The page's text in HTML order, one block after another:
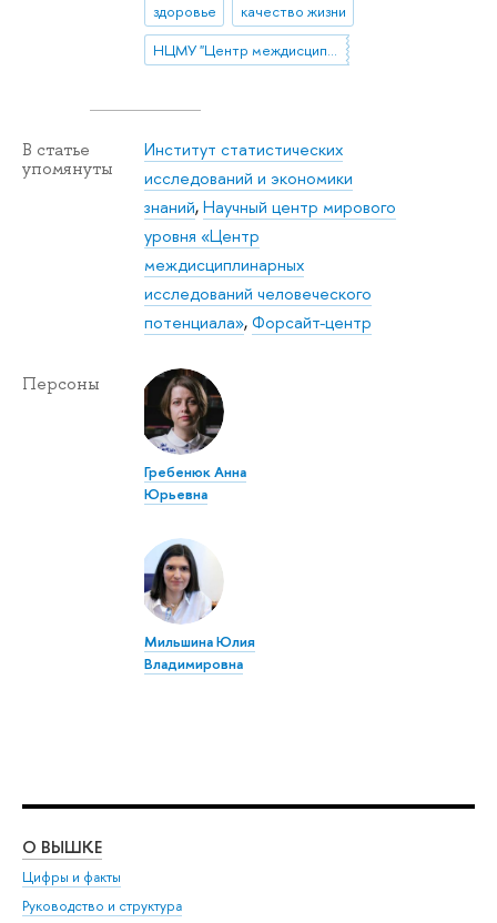
здоровье
качество жизни
НЦМУ "Центр междисциплинарных исследований человеческого потенциала"
В статье
упомянуты
Институт статистических
исследований и экономики
знаний,Научный центр мирового
уровня «Центр
междисциплинарных
исследований человеческого
потенциала»,Форсайт-центр
Персоны
Гребенюк Анна
Юрьевна
Мильшина Юлия
Владимировна
О ВЫШКЕ
Цифры и факты
Руководство и структура